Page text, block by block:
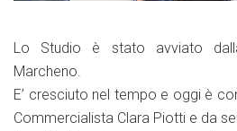
Lo Studio è stato avviato
Marcheno.
E’ cresciuto nel tempo e oggi è
Commercialista Clara Piotti e da